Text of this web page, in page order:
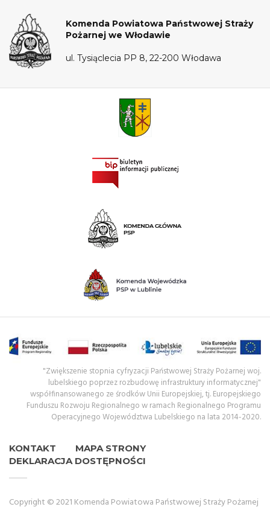
Komenda Powiatowa Państwowej Straży
Pożarnej we Włodawie
ul. Tysiąclecia PP 8, 22-200 Włodawa
KONTAKT
MAPA STRONY
DEKLARACJA DOSTĘPNOŚCI
Copyright © 2021 Komenda Powiatowa Państwowej Straży Pożarnej
"Zwiększenie stopnia cyfryzacji Państwowej Straży Pożarnej woj.
lubelskiego poprzez rozbudowę infrastruktury informatycznej"
współfinansowanego ze środków Unii Europejskiej, tj. Europejskiego
Funduszu Rozwoju Regionalnego w ramach Regionalnego Programu
Operacyjnego Województwa Lubelskiego na lata 2014-2020.